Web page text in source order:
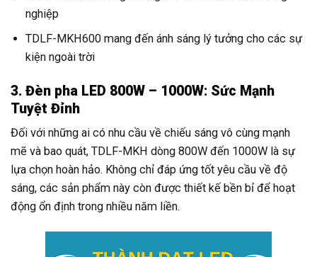
nghiệp
TDLF-MKH600 mang đến ánh sáng lý tưởng cho các sự
kiện ngoài trời
3. Đèn pha LED 800W – 1000W: Sức Mạnh
Tuyệt Đỉnh
Đối với những ai có nhu cầu về chiếu sáng vô cùng mạnh
mẽ và bao quát, TDLF-MKH dòng 800W đến 1000W là sự
lựa chọn hoàn hảo. Không chỉ đáp ứng tốt yêu cầu về độ
sáng, các sản phẩm này còn được thiết kế bền bỉ để hoạt
động ổn định trong nhiều năm liền.